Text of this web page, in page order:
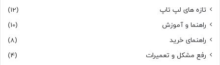
تازه های لپ تاپ
(12)
راهنما و آموزش
(10)
راهنمای خرید
(8)
رفع مشکل و تعمیرات
(4)